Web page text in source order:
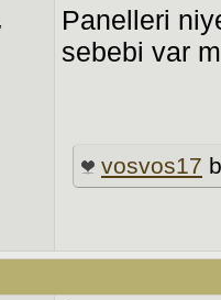
Panelleri
sebebi var
vosvos17